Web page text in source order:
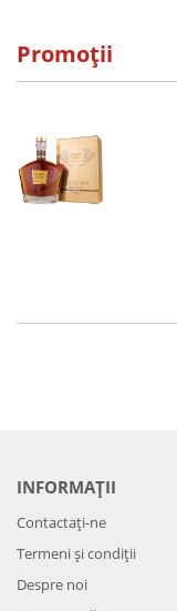
Promoții
INFORMAȚII
Contactați-ne
Termeni și condiții
Despre noi